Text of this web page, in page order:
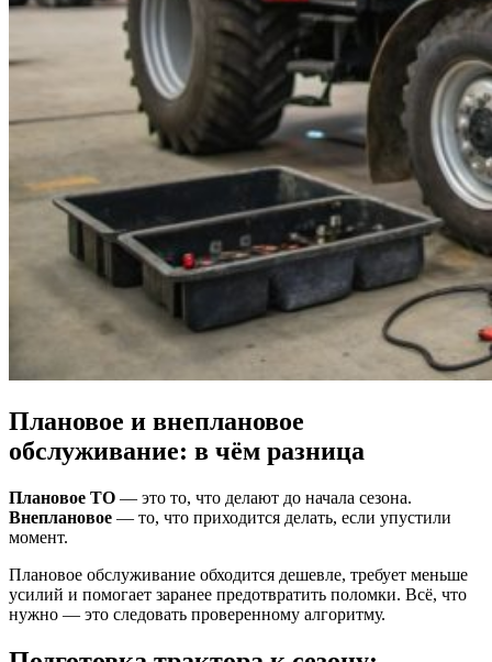
Плановое и внеплановое
обслуживание: в чём разница
Плановое ТО — это то, что делают до начала сезона.
Внеплановое — то, что приходится делать, если упустили
момент.
Плановое обслуживание обходится дешевле, требует меньше
усилий и помогает заранее предотвратить поломки. Всё, что
нужно — это следовать проверенному алгоритму.